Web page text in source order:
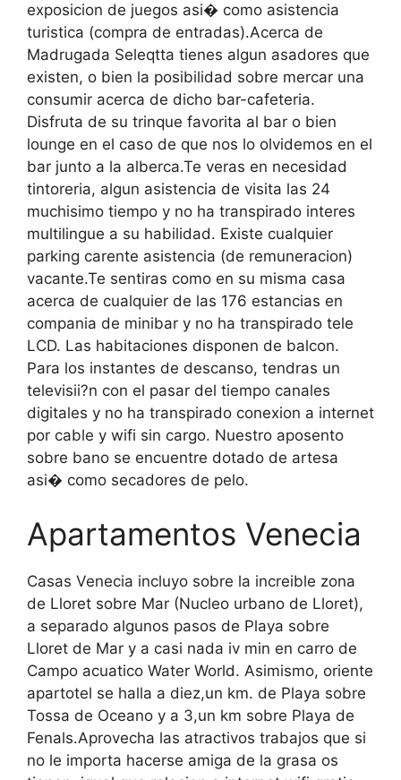
exposicion de juegos asi� como asistencia
turistica (compra de entradas).Acerca de
Madrugada Seleqtta tienes algun asadores que
existen, o bien la posibilidad sobre mercar una
consumir acerca de dicho bar-cafeteria.
Disfruta de su trinque favorita al bar o bien
lounge en el caso de que nos lo olvidemos en el
bar junto a la alberca.Te veras en necesidad
tintoreria, algun asistencia de visita las 24
muchisimo tiempo y no ha transpirado interes
multilingue a su habilidad. Existe cualquier
parking carente asistencia (de remuneracion)
vacante.Te sentiras como en su misma casa
acerca de cualquier de las 176 estancias en
compania de minibar y no ha transpirado tele
LCD. Las habitaciones disponen de balcon.
Para los instantes de descanso, tendras un
televisii?n con el pasar del tiempo canales
digitales y no ha transpirado conexion a internet
por cable y wifi sin cargo. Nuestro aposento
sobre bano se encuentre dotado de artesa
asi� como secadores de pelo.
Apartamentos Venecia
Casas Venecia incluyo sobre la increible zona
de Lloret sobre Mar (Nucleo urbano de Lloret),
a separado algunos pasos de Playa sobre
Lloret de Mar y a casi nada iv min en carro de
Campo acuatico Water World. Asimismo, oriente
apartotel se halla a diez,un km. de Playa sobre
Tossa de Oceano y a 3,un km sobre Playa de
Fenals.Aprovecha las atractivos trabajos que si
no le importa hacerse amiga de la grasa os